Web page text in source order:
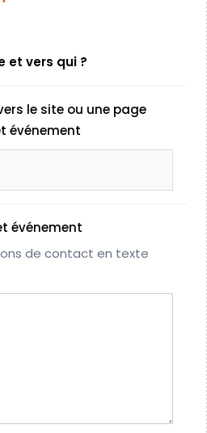
et vers qui ?
le site ou une page
événement
événement
de contact en texte